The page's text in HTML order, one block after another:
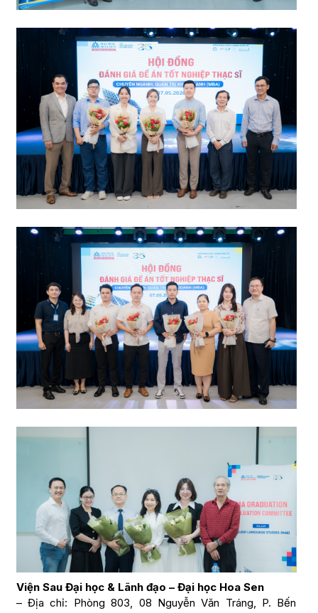
Viện Sau Đại học & Lãnh đạo – Đại học Hoa Sen
– Địa chỉ: Phòng 803, 08 Nguyễn Văn Tráng, P. Bến